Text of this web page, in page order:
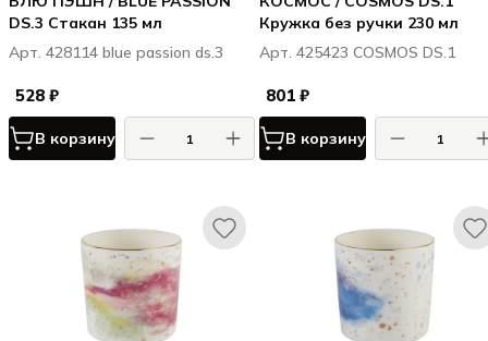
DS.3 Стакан 135 мл
Арт. 428114 blue passion ds.3
528 ₽
В корзину
Кружка без ручки 230 мл
Арт. 425423 COSMOS DS.1
801 ₽
В корзину